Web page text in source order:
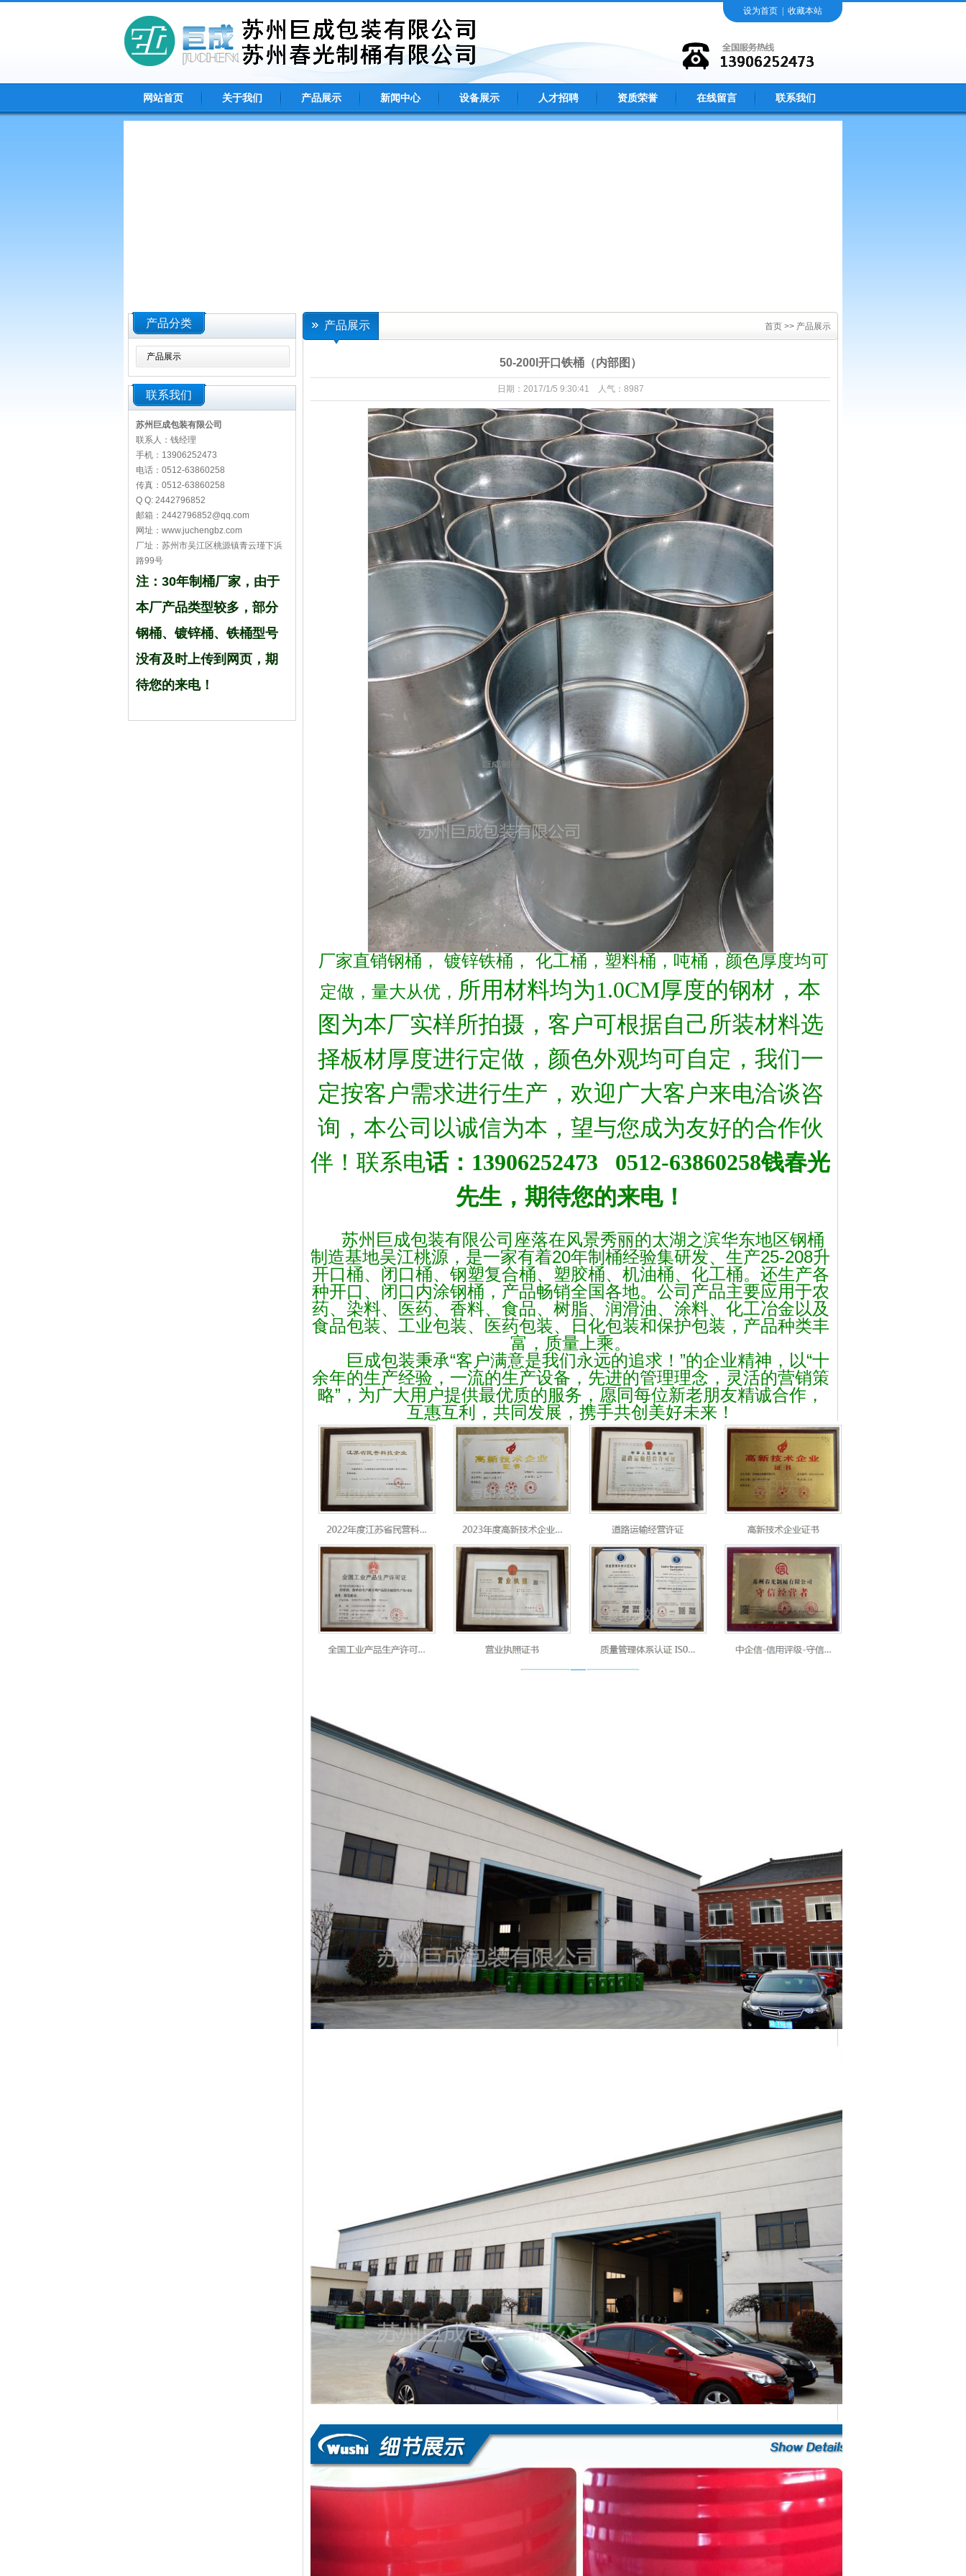
设为首页 收藏本站
网站首页 关于我们 产品展示 新闻中心 设备展示 人才招聘 资质荣誉 在线留言 联系我们
产品分类
产品展示
联系我们
苏州巨成包装有限公司
联系人：钱经理
手机：13906252473
电话：0512-63860258
传真：0512-63860258
Q Q: 2442796852
邮箱：2442796852@qq.com
网址：www.juchengbz.com
厂址：苏州市吴江区桃源镇青云瑾下浜
路99号
注：30年制桶厂家，由于
本厂产品类型较多，部分
钢桶、镀锌桶、铁桶型号
没有及时上传到网页 ，期
待您的来电！
产品展示 首页 >> 产品展示
50-200l开口铁桶（内部图）
日期：2017/1/5 9:30:41 人气：8987
厂家直销钢桶， 镀锌铁桶， 化工桶，塑料桶，吨桶，颜色厚度均可
定做，量大从优， 所用材料均为1.0CM厚度的钢材，本
图为本厂实样所拍摄，客户可根据自己所装材料选
择板材厚度进行定做，颜色外观均可自定，我们一
定按客户需求进行生产，欢迎广大客户来电洽谈咨
询，本公司以诚信为本，望与您成为友好的合作伙
伴！联系电话： 13906252473 0512-63860258钱春光
先生，期待您的来电！
苏州巨成包装有限公司座落在风景秀丽的太湖之滨华东地区钢桶
制造基地吴江桃源，是一家有着20年制桶经验集研发、生产25-208升
开口桶、闭口桶、钢塑复合桶、塑胶桶、机油桶、化工桶。还生产各
种开口、闭口内涂钢桶，产品畅销全国各地。公司产品主要应用于农
药、染料、医药、香料、食品、树脂、润滑油、涂料、化工冶金以及
食品包装、工业包装、医药包装、日化包装和保护包装，产品种类丰
富，质量上乘。
巨成包装秉承“客户满意是我们永远的追求！ ”的企业精神，以“十
余年的生产经验，一流的生产设备，先进的管理理念，灵活的营销策
略”，为广大用户提供最优质的服务，愿同每位新老朋友精诚合作，
互惠互利，共同发展，携手共创美好未来！